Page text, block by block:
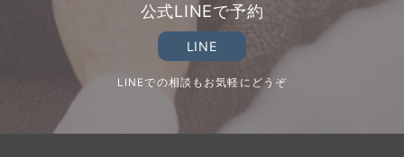
公式LINEで予約
LINE
LINEでの相談もお気軽にどうぞ